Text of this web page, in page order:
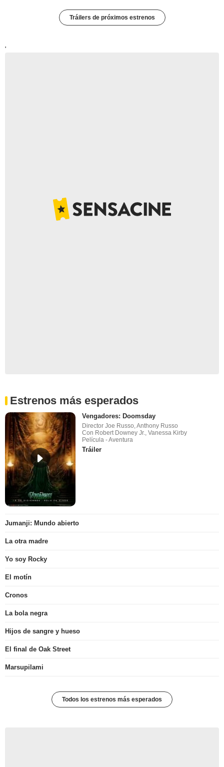
Tráilers de próximos estrenos
'
Estrenos más esperados
Vengadores: Doomsday
Director Joe Russo, Anthony Russo
Con Robert Downey Jr., Vanessa Kirby
Película - Aventura
Tráiler
Jumanji: Mundo abierto
La otra madre
Yo soy Rocky
El motín
Cronos
La bola negra
Hijos de sangre y hueso
El final de Oak Street
Marsupilami
Todos los estrenos más esperados